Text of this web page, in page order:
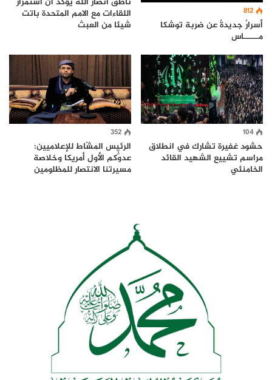
812
أسرارٌ جديدةٌ عن ضربة توشكا
مـــــاس
اللقاءات مع الامم المتحدة باتت
شيئا من العبث
104
حشود غفيرة تشارك في انطلاق
مراسم تشييع الشهيد القائد
الخامنئي
352
الرئيس المشّاط للإعلاميين:
عدوُّكم الأول أمريكا وخلاصة
مسيرتنا الانتصار للمظلومين